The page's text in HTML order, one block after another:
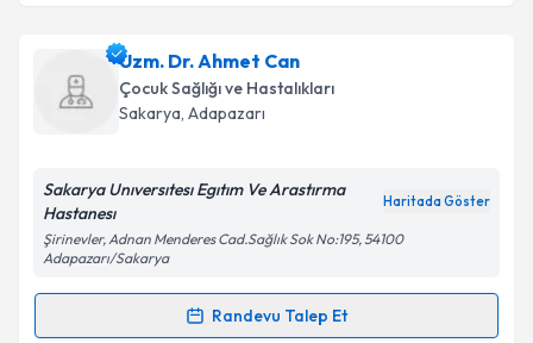
Uzm. Dr. Bahri Elmasiçin randevu takvimi talebi
oluşturun. Size bu uzmandan randevu almanız için bir
takvim hazırlandığında e-posta ile bilgilendireceğiz.
Kişisel verilerimin işlenmesine ilişkin
Metni'ni okudum ve kişisel verilerimin belirtilen
kapsamda işlenmesini kabul ediyorum.
Uzm. Dr. Ahmet Can
Çocuk Sağlığı ve Hastalıkları
Sakarya, Adapazarı
Sakarya Unıversıtesı Egıtım Ve Arastırma
Hastanesı
Haritada Göster
Şirinevler, Adnan Menderes Cad.Sağlık Sok No:195, 54100
Adapazarı/Sakarya
Randevu Talep Et
Randevu Takvimi Talebi